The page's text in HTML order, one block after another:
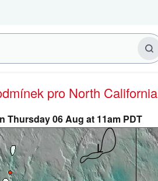
pro North California
Thursday 06 Aug at 11am PDT